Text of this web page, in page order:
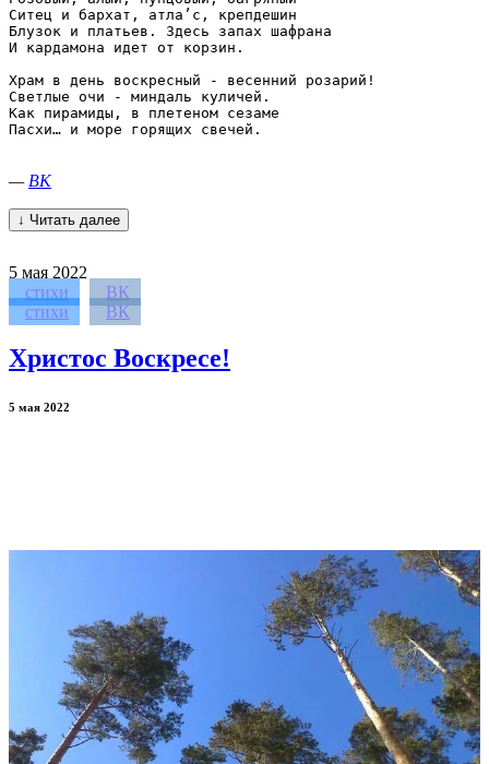
Ситец и бархат, атла’с, крепдешин
Блузок и платьев. Здесь запах шафрана
И кардамона идет от корзин.
Храм в день воскресный - весенний розарий!
Светлые очи - миндаль куличей.
Как пирамиды, в плетеном сезаме
Пасхи… и море горящих свечей.
— ВК
↓ Читать далее
5 мая 2022
стихи
ВК
стихи
ВК
Христос Воскресе!
5 мая 2022